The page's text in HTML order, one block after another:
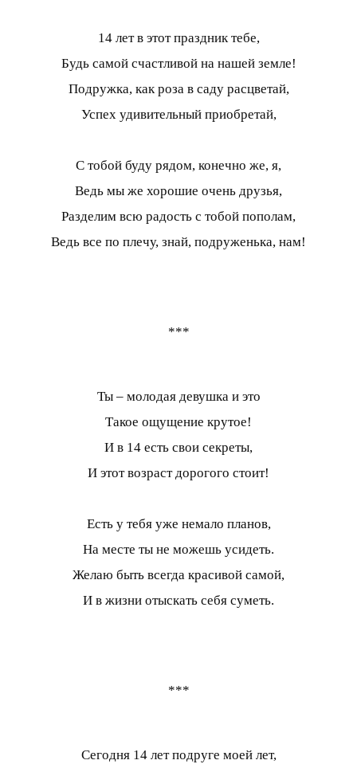
14 лет в этот праздник тебе,
Будь самой счастливой на нашей земле!
Подружка, как роза в саду расцветай,
Успех удивительный приобретай,
С тобой буду рядом, конечно же, я,
Ведь мы же хорошие очень друзья,
Разделим всю радость с тобой пополам,
Ведь все по плечу, знай, подруженька, нам!
***
Ты – молодая девушка и это
Такое ощущение крутое!
И в 14 есть свои секреты,
И этот возраст дорогого стоит!
Есть у тебя уже немало планов,
На месте ты не можешь усидеть.
Желаю быть всегда красивой самой,
И в жизни отыскать себя суметь.
***
Сегодня 14 лет подруге моей лет,